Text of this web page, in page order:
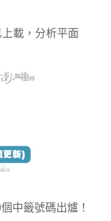
上載，分析平面
中籤號碼出爐！